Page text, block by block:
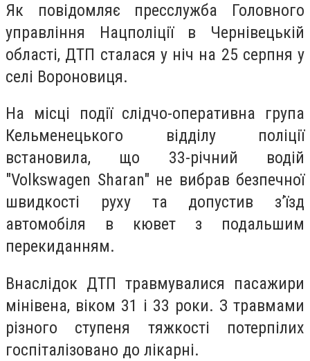
Як повідомляє пресслужба Головного
управління Нацполіції в Чернівецькій
області, ДТП сталася у ніч на 25 серпня у
селі Вороновиця.
На місці події слідчо-оперативна група
Кельменецького відділу поліції
встановила, що 33-річний водій
"Volkswagen Sharan" не вибрав безпечної
швидкості руху та допустив з’їзд
автомобіля в кювет з подальшим
перекиданням.
Внаслідок ДТП травмувалися пасажири
мінівена, віком 31 і 33 роки. З травмами
різного ступеня тяжкості потерпілих
госпіталізовано до лікарні.